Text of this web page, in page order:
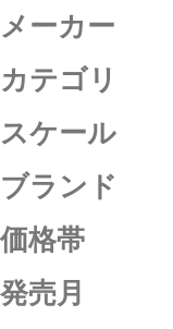
メーカー
カテゴリ
スケール
ブランド
価格帯
発売月